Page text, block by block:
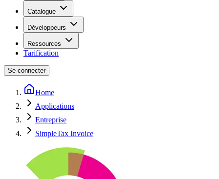
Catalogue
Développeurs
Ressources
Tarification
Se connecter
Home
Applications
Entreprise
SimpleTax Invoice